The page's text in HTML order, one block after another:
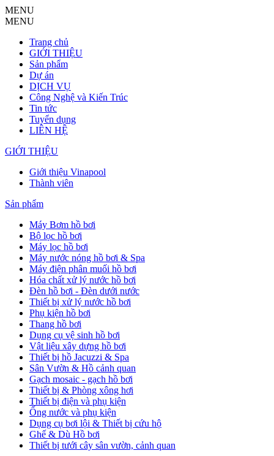
MENU
MENU
Trang chủ
GIỚI THIỆU
Sản phẩm
Dự án
DỊCH VỤ
Công Nghệ và Kiến Trúc
Tin tức
Tuyển dụng
LIÊN HỆ
GIỚI THIỆU
Giới thiệu Vinapool
Thành viên
Sản phẩm
Máy Bơm hồ bơi
Bộ lọc hồ bơi
Máy lọc hồ bơi
Máy nước nóng hồ bơi & Spa
Máy điện phân muối hồ bơi
Hóa chất xử lý nước hồ bơi
Đèn hồ bơi - Đèn dưới nước
Thiết bị xử lý nước hồ bơi
Phụ kiện hồ bơi
Thang hồ bơi
Dụng cụ vệ sinh hồ bơi
Vật liệu xây dựng hồ bơi
Thiết bị hồ Jacuzzi & Spa
Sân Vườn & Hồ cảnh quan
Gạch mosaic - gạch hồ bơi
Thiết bị & Phòng xông hơi
Thiết bị điện và phụ kiện
Ống nước và phụ kiện
Dụng cụ bơi lội & Thiết bị cứu hộ
Ghế & Dù Hồ bơi
Thiết bị tưới cây sân vườn, cảnh quan